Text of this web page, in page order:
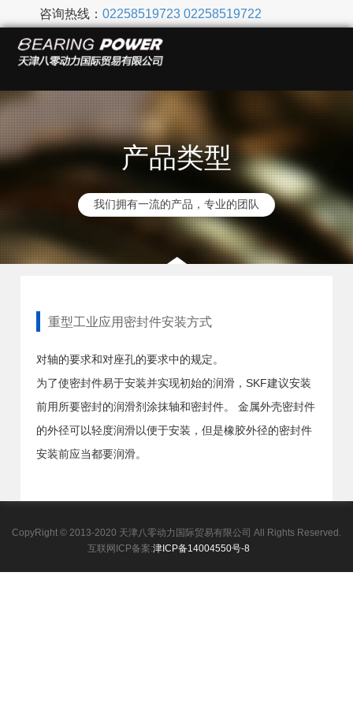
咨询热线： 02258519723 02258519722
产品类型
我们拥有一流的产品，专业的团队
重型工业应用密封件安装方式
对轴的要求和对座孔的要求中的规定。
为了使密封件易于安装并实现初始的润滑，SKF建议安装
前用所要密封的润滑剂涂抹轴和密封件。 金属外壳密封件
的外径可以轻度润滑以便于安装，但是橡胶外径的密封件
安装前应当都要润滑。
CopyRight © 2013-2020 天津八零动力国际贸易有限公司 All Rights Reserved.
互联网ICP备案:津ICP备14004550号-8